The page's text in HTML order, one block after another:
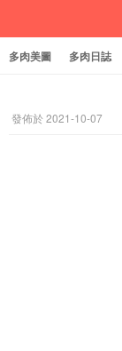
多肉美圖 多肉日誌
發佈於 2021-10-07